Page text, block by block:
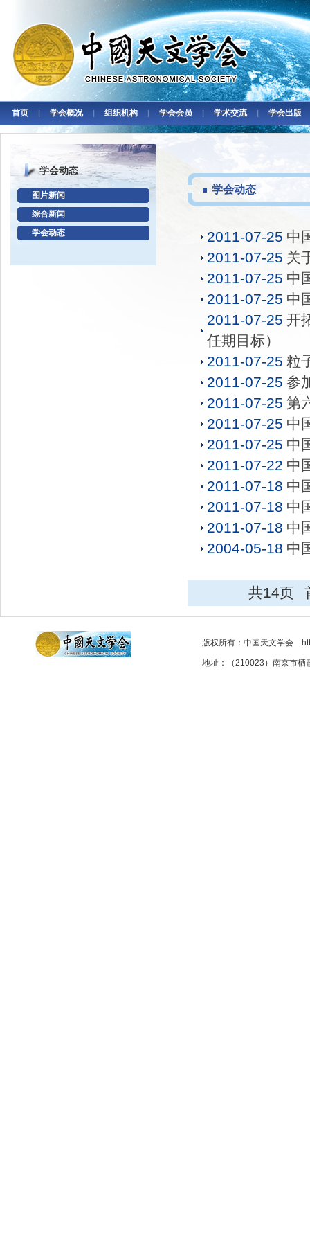
首页 | 学会概况 | 组织机构 | 学会会员 | 学术交流 | 学会出版
学会动态
图片新闻
综合新闻
学会动态
学会动态
2011-07-25 中
2011-07-25 关
2011-07-25 中
2011-07-25 中
2011-07-25 开
任期目标）
2011-07-25 粒
2011-07-25 参
2011-07-25 第
2011-07-25 中
2011-07-25 中
2011-07-22 中
2011-07-18 中
2011-07-18 中
2011-07-18 中
2004-05-18 中
共14页
版权所有：中国天文学会
地址：（210023）南京市